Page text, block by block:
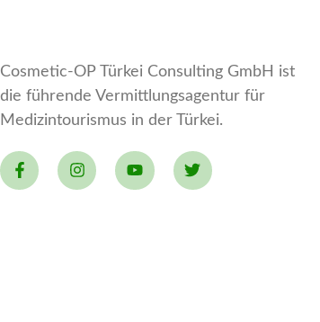
Cosmetic-OP Türkei Consulting GmbH ist
die führende Vermittlungsagentur für
Medizintourismus in der Türkei.